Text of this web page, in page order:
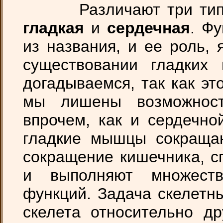
Различают три
гладкая и сердечная.
из названия, и ее
существовании
догадываемся, так как
мы лишены
впрочем, как и
гладкие мышцы
сокращение кишечника,
и выполняют
функций. Задача
скелета относительно